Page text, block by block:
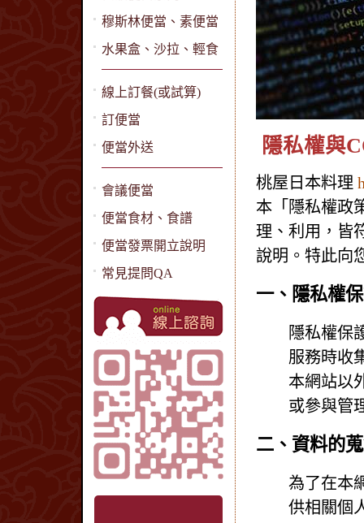
穆斯林便當、素便當
水果盒、沙拉、輕食
線上訂餐(或試算)
訂便當
便當外送
會議便當
便當食材、食譜
便當發票開立說明
常見提問QA
隱私權與
桃屋日本料理
本「隱私權政
理、利用，皆
說明。特此向
一、隱私權
隱私權保
服務時收
本網站以
或參與管
二、資料的
為了在本
供相關個